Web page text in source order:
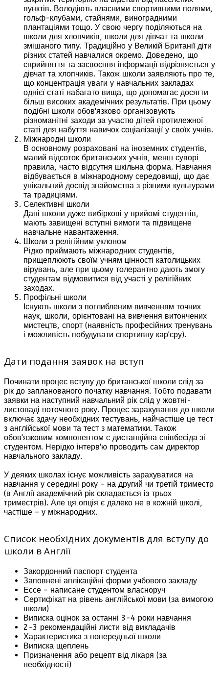
пунктів. Володіють власними спортивними полями,
гольф-клубами, стайнями, виноградними
плантаціями тощо. У свою чергу поділяються на
школи для хлопчиків, школи для дівчат та школи
змішаного типу. Традиційно у Великій Британії діти
різних статей навчалися окремо. Доведено, що
сприйняття та засвоєння інформації відрізняється у
дівчат та хлопчиків. Також школи заявляють про те,
що концентрація уваги у навчальних закладах
однієї статі набагато вища, що допомагає досягти
більш високих академічних результатів. При цьому
подібні школи обов'язково організовують
різноманітні заходи за участю дітей протилежної
статі для набуття навичок соціалізації у своїх учнів.
Міжнародні школи
В основному розраховані на іноземних студентів,
малий відсоток британських учнів, менш суворі
правила, часто відсутня шкільна форма. Навчання
відбувається в міжнародному середовищі, що дає
унікальний досвід знайомства з різними культурами
та традиціями.
Селективні школи
Дані школи дуже вибіркові у прийомі студентів,
мають завищені вступні вимоги та підвищене
навчальне навантаження.
Школи з релігійним уклоном
Рідко приймають міжнародних студентів,
прищеплюють своїм учням цінності католицьких
вірувань, але при цьому толерантно дають змогу
студентам відмовитися від участі у релігійних
заходах.
Профільні школи
Існують школи з поглибленим вивченням точних
наук, школи, орієнтовані на вивчення витончених
мистецтв, спорт (наявність професійних тренувань
і можливість побудувати спортивну кар'єру).
Дати подання заявок на вступ
Починати процес вступу до британської школи слід за
рік до запланованого початку навчання. Тобто подавати
заявки на наступний навчальний рік слід у жовтні-
листопаді поточного року. Процес зарахування до школи
включає здачу необхідних тестувань, найчастіше це тест
з англійської мови та тест з математики. Також
обов'язковим компонентом є дистанційна співбесіда зі
студентом. Нерідко інтерв'ю проводить сам директор
навчального закладу.
У деяких школах існує можливість зарахуватися на
навчання у середині року – на другий чи третій триместр
(в Англії академічний рік складається із трьох
триместрів). Але ця опція є далеко не в кожній школі,
частіше – у міжнародних.
Список необхідних документів для вступу до
школи в Англії
Закордонний паспорт студента
Заповнені аплікаційні форми учбового закладу
Ессе – написане студентом власноруч
Сертифікат на рівень англійської мови (за вимогою
школи)
Виписка оцінок за останні 3-4 роки навчання
2-3 рекомендаційні листи від викладачів
Характеристика з попередньої школи
Виписка щеплень
Призначення або рецепт від лікаря (за
необхідності)